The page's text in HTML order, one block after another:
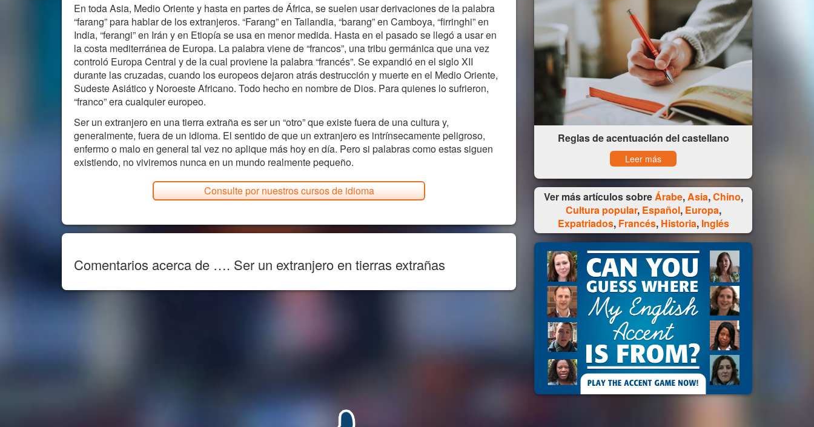
En toda Asia, Medio Oriente y hasta en partes de África, se suelen usar derivaciones de la palabra
“farang” para hablar de los extranjeros. “Farang” en Tailandia, “barang” en Camboya, “firringhi” en
India, “ferangi” en Irán y en Etiopía se usa en menor medida. Hasta en el pasado se llegó a usar en
la costa mediterránea de Europa. La palabra viene de “francos”, una tribu germánica que una vez
controló Europa Central y de la cual proviene la palabra “francés”. Se expandió en el siglo XII
durante las cruzadas, cuando los europeos dejaron atrás destrucción y muerte en el Medio Oriente,
Sudeste Asiático y Noroeste Africano. Todo hecho en nombre de Dios. Para quienes lo sufrieron,
“franco” era cualquier europeo.
Ser un extranjero en una tierra extraña es ser un “otro” que existe fuera de una cultura y,
generalmente, fuera de un idioma. El sentido de que un extranjero es intrínsecamente peligroso,
enfermo o malo en general tal vez no aplique más hoy en día. Pero si palabras como estas siguen
existiendo, no viviremos nunca en un mundo realmente pequeño.
Consulte por nuestros cursos de idioma
Comentarios acerca de …. Ser un extranjero en tierras extrañas
Reglas de acentuación del castellano
Leer más
Ver más artículos sobreÁrabe,Asia,Chino,
Cultura popular, Español, Europa,
Expatriados, Francés, Historia, Inglés